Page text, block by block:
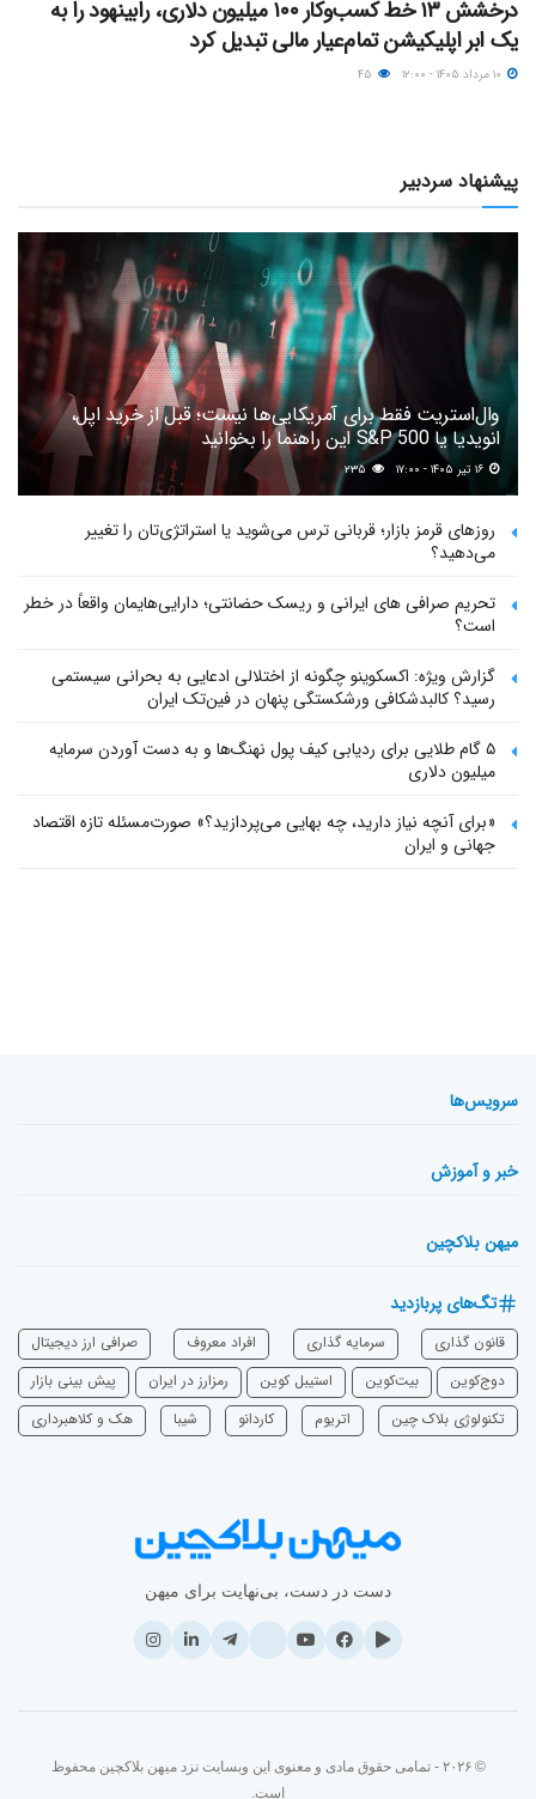
درخشش ۱۳ خط کسب‌وکار ۱۰۰ میلیون دلاری، رابینهود را به
یک ابر اپلیکیشن تمام‌عیار مالی تبدیل کرد
پیشنهاد سردبیر
وال‌استریت فقط برای آمریکایی‌ها نیست؛ قبل از خرید اپل،
انویدیا یا S&P 500 این راهنما را بخوانید
۲۳۵
روزهای قرمز بازار؛ قربانی ترس می‌شوید یا استراتژی‌تان را تغییر
می‌دهید؟
تحریم صرافی های ایرانی و ریسک حضانتی؛ دارایی‌هایمان واقعاً در خطر
است؟
گزارش ویژه: اکسکوینو چگونه از اختلالی ادعایی به بحرانی سیستمی
رسید؟ کالبدشکافی ورشکستگی پنهان در فین‌تک ایران
۵ گام طلایی برای ردیابی کیف پول‌ نهنگ‌ها و به دست آوردن سرمایه
میلیون دلاری
«برای آنچه نیاز دارید، چه بهایی می‌پردازید؟» صورت‌مسئله تازه اقتصاد
جهانی و ایران
سرویس‌ها
خبر و آموزش
میهن بلاکچین
تگ‌های پربازدید
قانون گذاری سرمایه‌ گذاری افراد معروف
صرافی ارز دیجیتال
دوج‌کوین
بیت‌کوین استیبل کوین رمزارز در ایران
پیش بینی بازار
تکنولوژی بلاک چین
اتریوم ‌کاردانو شیبا هک و کلاهبرداری
دست در دست، بی‌نهایت برای میهن
© ۲۰۲۶ - تمامی حقوق مادی و معنوی این وبسایت نزد میهن بلاکچین محفوظ
است.